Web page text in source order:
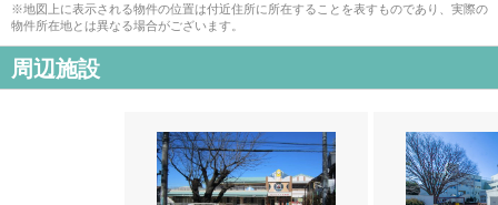
※地図上に表示される物件の位置は付近住所に所在することを表すものであり、実際の
物件所在地とは異なる場合がございます。
周辺施設